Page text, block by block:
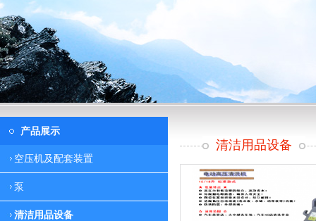
产品展示
空压机及配套装置
泵
清洁用品设备
清洁用品设备